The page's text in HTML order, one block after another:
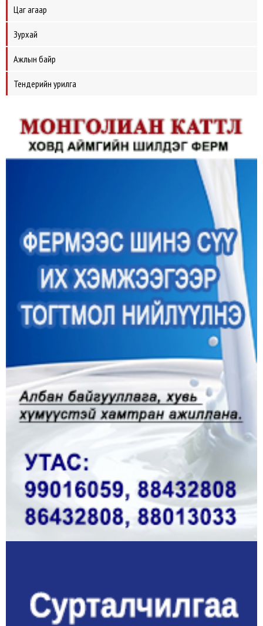
Цаг агаар
Зурхай
Ажлын байр
Тендерийн урилга